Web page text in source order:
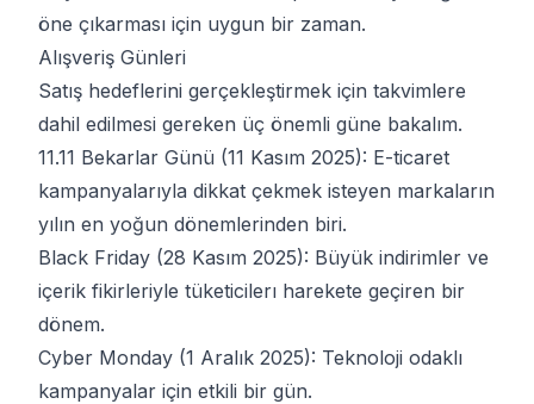
öne çıkarması için uygun bir zaman.
Alışveriş Günleri
Satış hedeflerini gerçekleştirmek için takvimlere
dahil edilmesi gereken üç önemli güne bakalım.
11.11 Bekarlar Günü (11 Kasım 2025): E-ticaret
kampanyalarıyla dikkat çekmek isteyen markaların
yılın en yoğun dönemlerinden biri.
Black Friday (28 Kasım 2025): Büyük indirimler ve
içerik fikirleriyle tüketicilerı harekete geçiren bir
dönem.
Cyber Monday (1 Aralık 2025): Teknoloji odaklı
kampanyalar için etkili bir gün.